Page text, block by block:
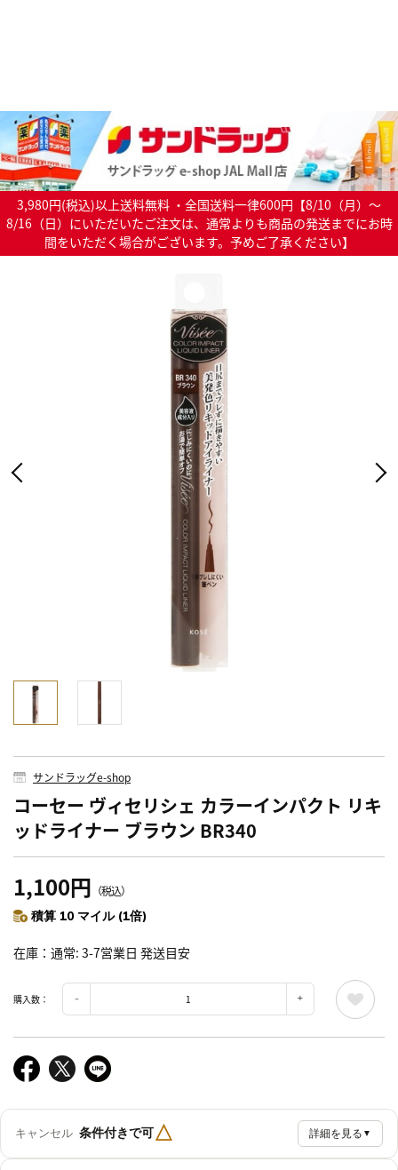
3,980円(税込)以上送料無料 ・全国送料一律600円【8/10（月）～
8/16（日）にいただいたご注文は、通常よりも商品の発送までにお時
間をいただく場合がございます。予めご了承ください】
サンドラッグe-shop
コーセー ヴィセリシェ カラーインパクト リキ
ッドライナー ブラウン BR340
1,100円 （税込）
積算 10 マイル (1倍)
在庫 通常: 3-7営業日 発送目安
購入数：
キャンセル 条件付きで可△ 詳細を見る ▼